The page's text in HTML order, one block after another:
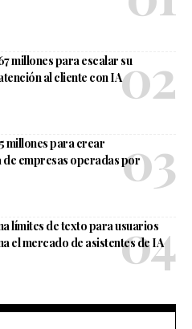
millones para escalar su
al cliente con IA
millones para crear
empresas operadas por
límites de texto para usuarios
el mercado de asistentes de IA